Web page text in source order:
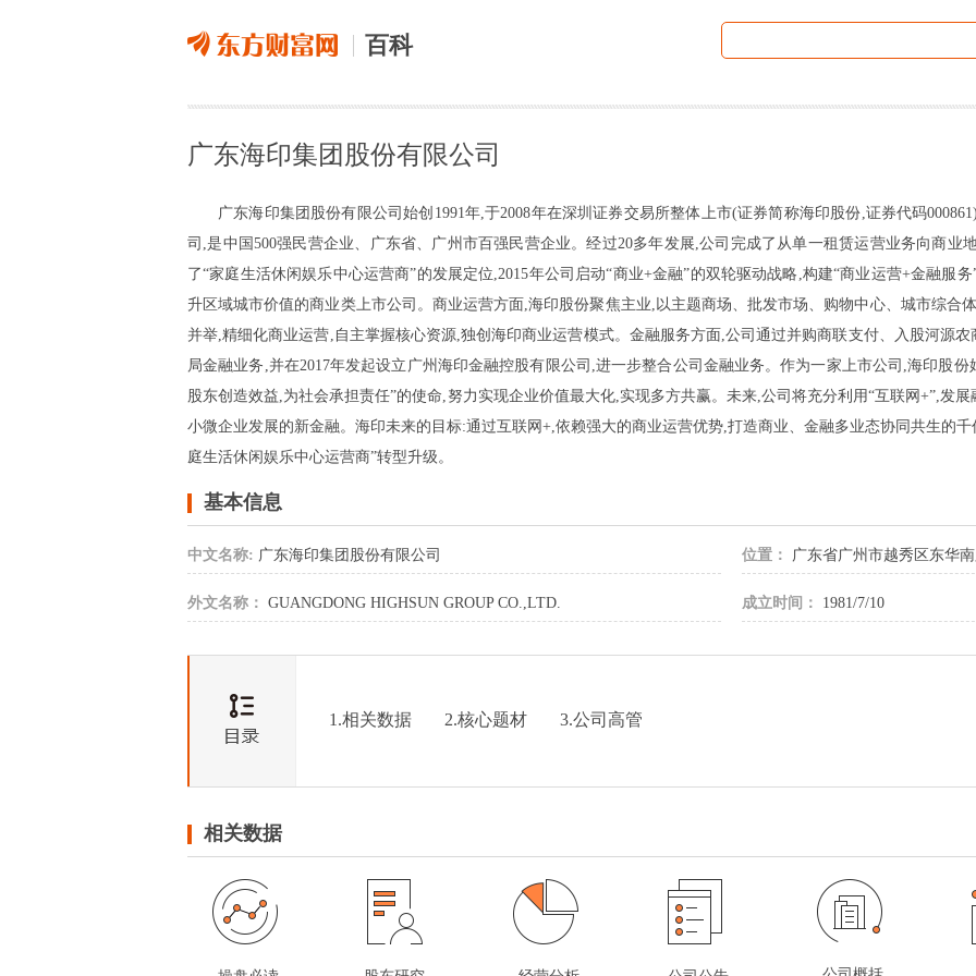
百科
广东海印集团股份有限公司
广东海印集团股份有限公司始创1991年,于2008年在深圳证券交易所整体上市(证券简称海印股份,证券代码
司,是中国500强民营企业、广东省、广州市百强民营企业。经过20多年发展,公司完成了从单一租赁运营业务向商业
了“家庭生活休闲娱乐中心运营商”的发展定位,2015年公司启动“商业+金融”的双轮驱动战略,构建“商业运营+金融服
升区域城市价值的商业类上市公司。商业运营方面,海印股份聚焦主业,以主题商场、批发市场、购物中心、城市综合
并举,精细化商业运营,自主掌握核心资源,独创海印商业运营模式。金融服务方面,公司通过并购商联支付、入股河源
局金融业务,并在2017年发起设立广州海印金融控股有限公司,进一步整合公司金融业务。作为一家上市公司,海印股
股东创造效益,为社会承担责任”的使命,努力实现企业价值最大化,实现多方共赢。未来,公司将充分利用“互联网+”,发
小微企业发展的新金融。海印未来的目标:通过互联网+,依赖强大的商业运营优势,打造商业、金融多业态协同共生的
庭生活休闲娱乐中心运营商”转型升级。
基本信息
中文名称: 广东海印集团股份有限公司 位置： 广东省广州市越秀区东华
外文名称： GUANGDONG HIGHSUN GROUP CO.,LTD. 成立时间： 1981/7/10
1.相关数据 2.核心题材 3.公司高管
相关数据